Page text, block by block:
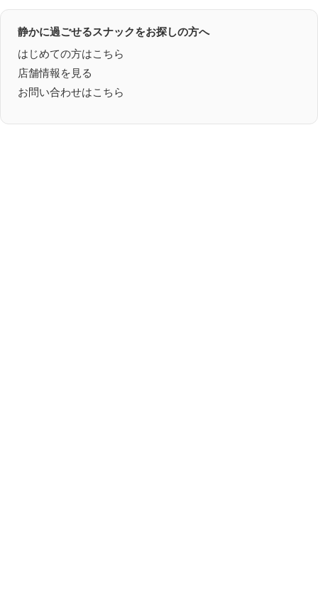
静かに過ごせるスナックをお探しの方へ
はじめての方はこちら
店舗情報を見る
お問い合わせはこちら